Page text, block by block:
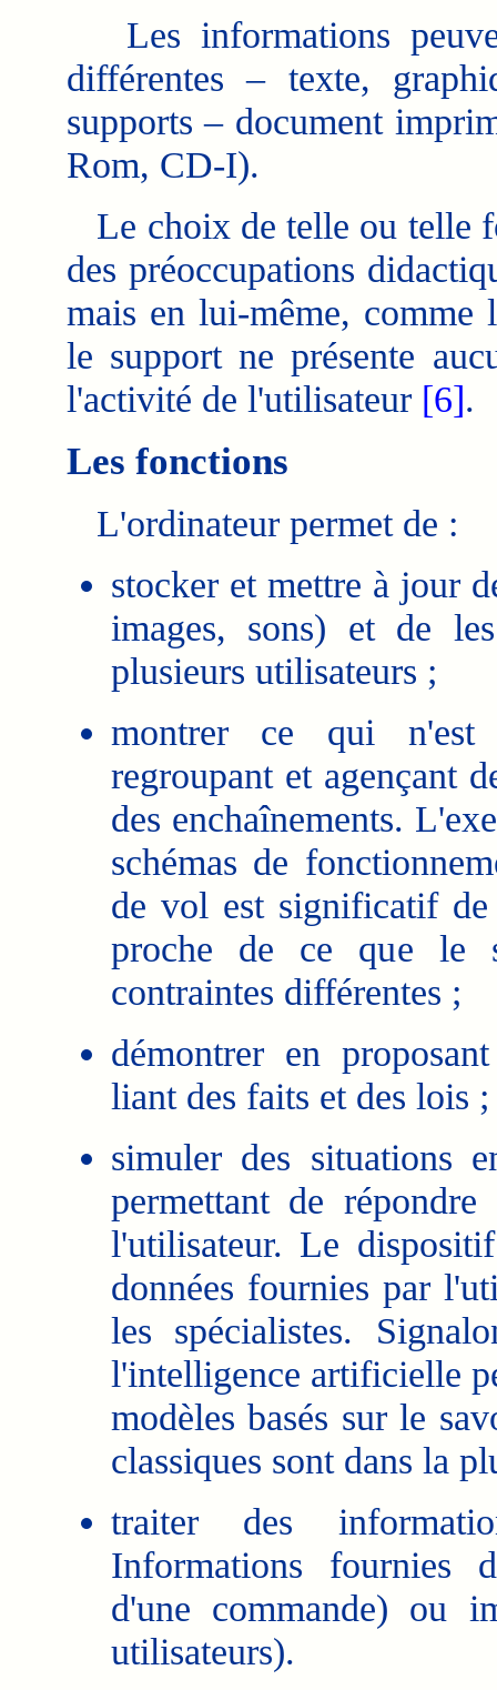
Les informations
différentes – texte,
supports – document
Rom, CD-I).
Le choix de telle ou telle
des préoccupations
mais en lui-même, comme
le support ne présente
l'activité de l'utilisateur [6].
Les fonctions
L'ordinateur permet de :
stocker et mettre à jour
images, sons) et de
plusieurs utilisateurs ;
montrer ce qui n'est
regroupant et agençant
des enchaînements.
schémas de
de vol est significatif de
proche de ce que le
contraintes différentes ;
démontrer en
liant des faits et des lois ;
simuler des situations
permettant de
l'utilisateur. Le
données fournies par
les spécialistes.
l'intelligence artificielle
modèles basés sur le
classiques sont dans la
traiter des
Informations fournies
d'une commande) ou
utilisateurs).